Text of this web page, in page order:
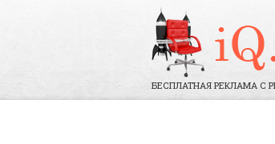
БЕСПЛАТНАЯ РЕКЛАМА С